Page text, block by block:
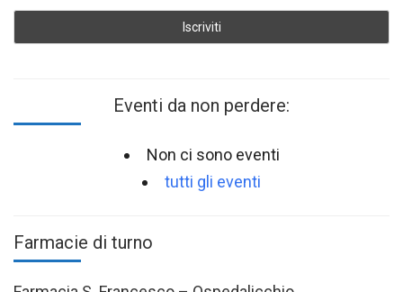
Eventi da non perdere:
Non ci sono eventi
tutti gli eventi
Farmacie di turno